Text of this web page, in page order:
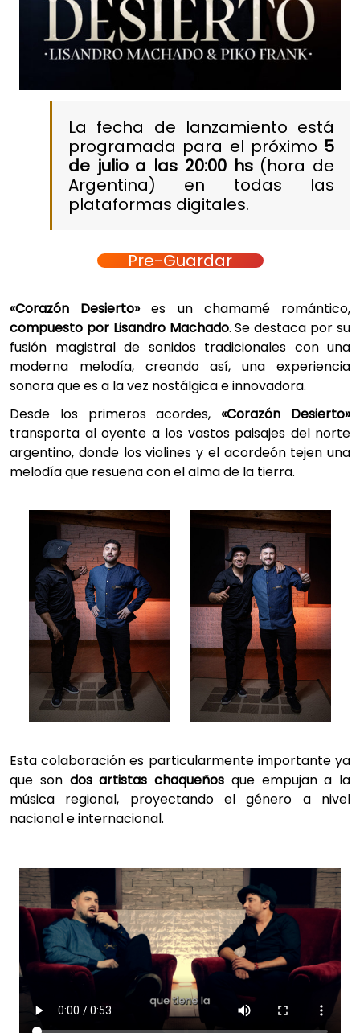
La fecha de lanzamiento está
programada para el próximo 5
de julio a las 20:00 hs(hora de
Argentina) en todas las
plataformas digitales.
Pre-Guardar
«Corazón Desierto»es un chamamé romántico,
compuesto por Lisandro Machado. Se destaca por su
fusión magistral de sonidos tradicionales con una
moderna melodía, creando así, una experiencia
sonora que es a la vez nostálgica e innovadora.
Desde los primeros acordes,«Corazón Desierto»
transporta al oyente a los vastos paisajes del norte
argentino, donde los violines y el acordeón tejen una
melodía que resuena con el alma de la tierra.
Esta colaboración es particularmente importante ya
que son dos artistas chaqueños que empujan a la
música regional, proyectando el género a nivel
nacional e internacional.